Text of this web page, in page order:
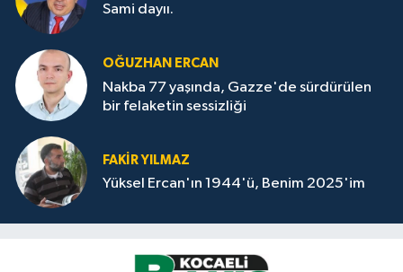
Sami dayıı.
OĞUZHAN ERCAN
Nakba 77 yaşında, Gazze'de sürdürülen
bir felaketin sessizliği
FAKİR YILMAZ
Yüksel Ercan'ın 1944'ü, Benim 2025'im